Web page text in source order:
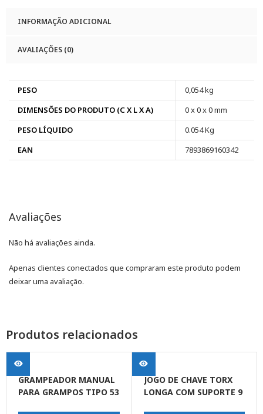
INFORMAÇÃO ADICIONAL
AVALIAÇÕES (0)
PESO
0,054 kg
DIMENSÕES DO PRODUTO (C X L X A)
0 x 0 x 0 mm
PESO LÍQUIDO
0.054 Kg
EAN
7893869160342
Avaliações
Não há avaliações ainda.
Apenas clientes conectados que compraram este produto podem
deixar uma avaliação.
Produtos relacionados
GRAMPEADOR MANUAL
PARA GRAMPOS TIPO 53
JOGO DE CHAVE TORX
LONGA COM SUPORTE 9